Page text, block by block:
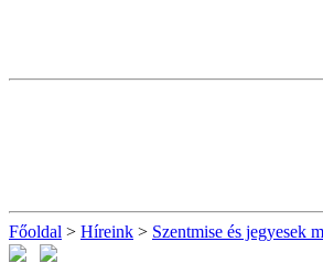
Főoldal > Híreink > Szentmise és jegyesek